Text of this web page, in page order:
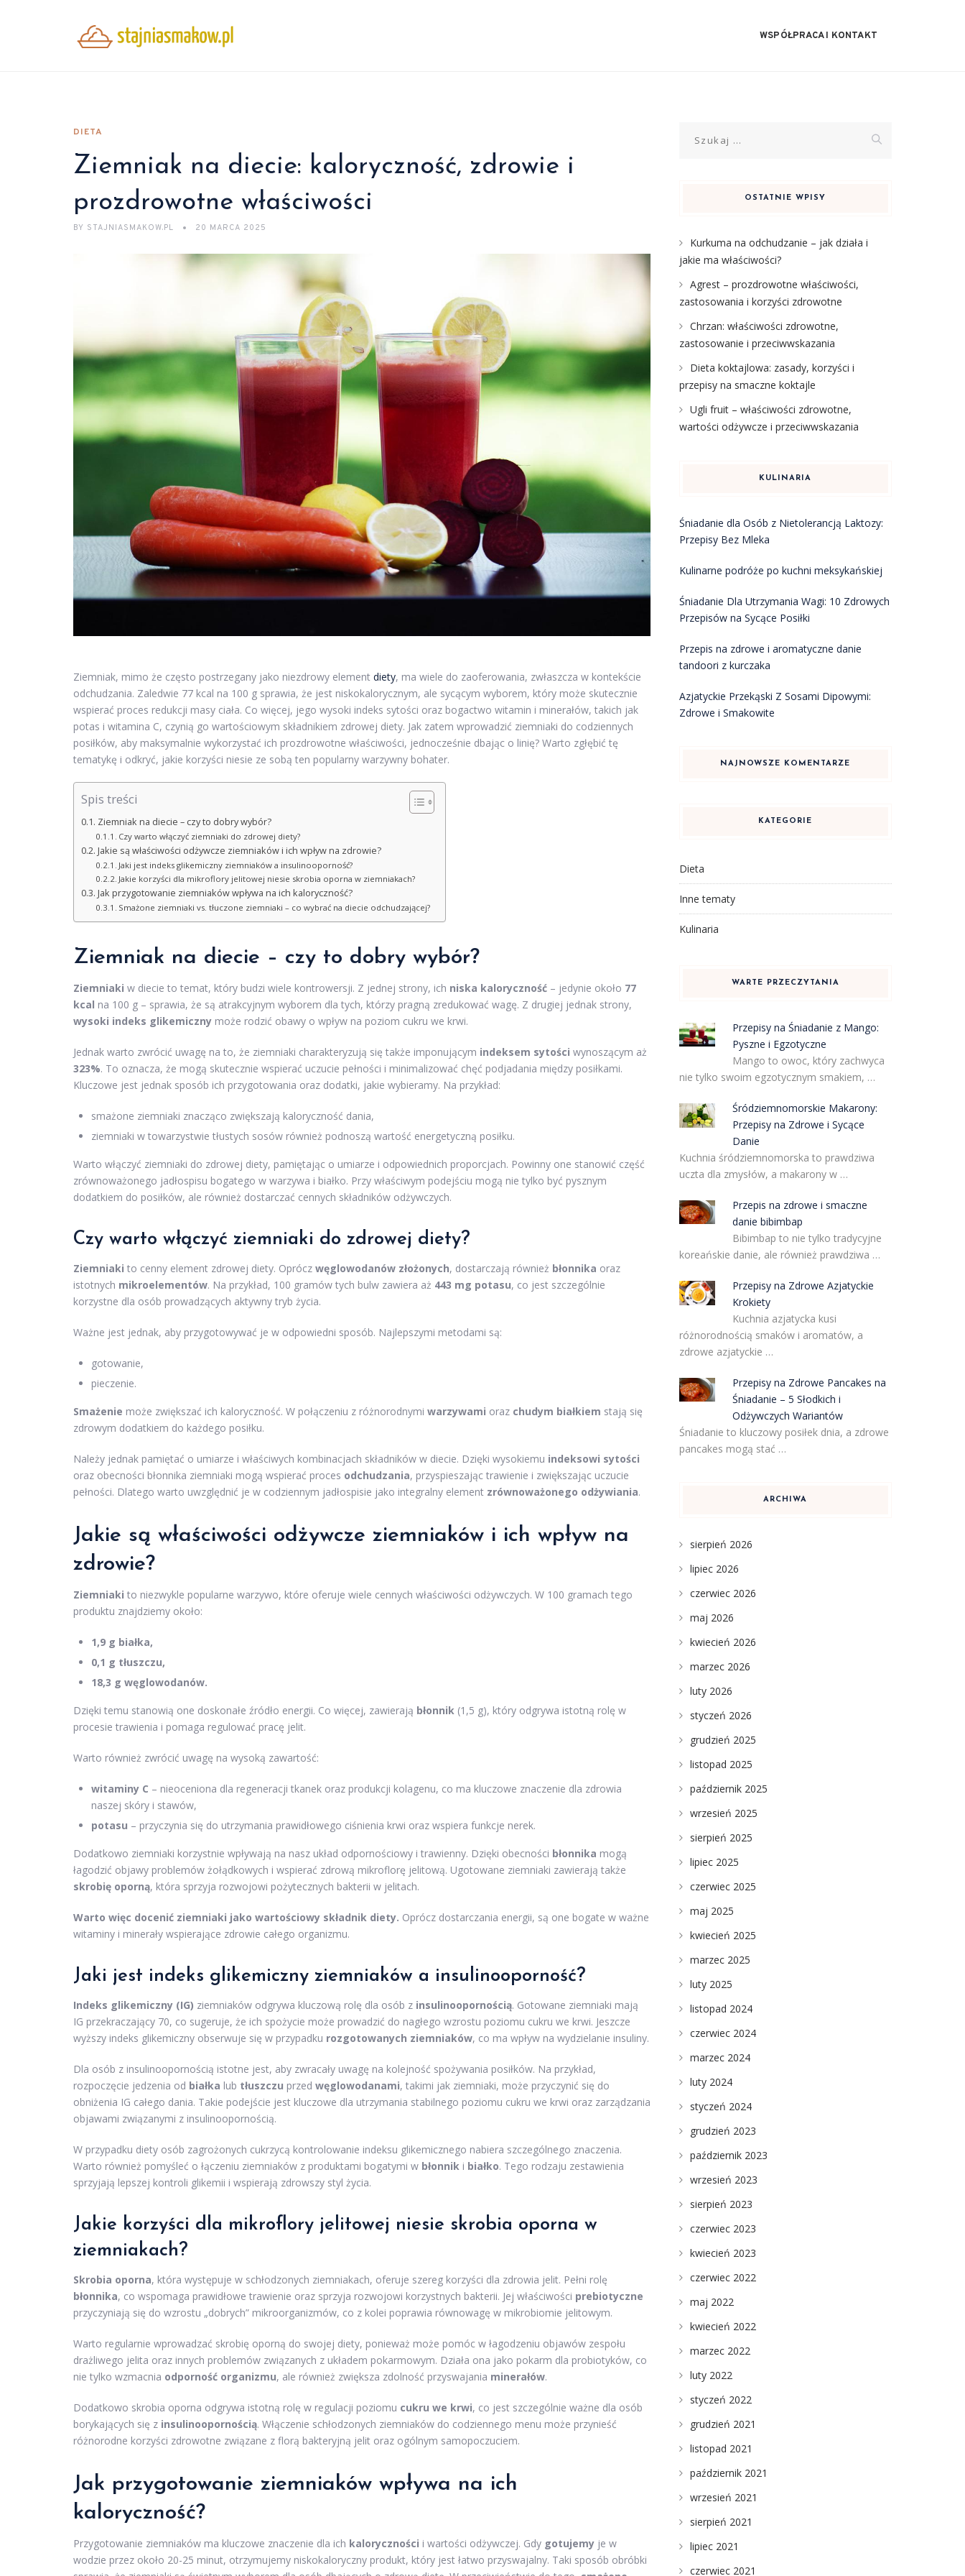
WSPÓŁPRACA I KONTAKT
DIETA
Ziemniak na diecie: kaloryczność, zdrowie i
prozdrowotne właściwości
BY STAJNIASMAKOW.PL 20 MARCA 2025
Ziemniak, mimo że często postrzegany jako niezdrowy element diety, ma wiele do zaoferowania, zwłaszcza w kontekście
odchudzania. Zaledwie 77 kcal na 100 g sprawia, że jest niskokalorycznym, ale sycącym wyborem, który może skutecznie
wspierać proces redukcji masy ciała. Co więcej, jego wysoki indeks sytości oraz bogactwo witamin i minerałów, takich jak
potas i witamina C, czynią go wartościowym składnikiem zdrowej diety. Jak zatem wprowadzić ziemniaki do codziennych
posiłków, aby maksymalnie wykorzystać ich prozdrowotne właściwości, jednocześnie dbając o linię? Warto zgłębić tę
tematykę i odkryć, jakie korzyści niesie ze sobą ten popularny warzywny bohater.
Spis treści
Ziemniak na diecie – czy to dobry wybór?
Czy warto włączyć ziemniaki do zdrowej diety?
Jakie są właściwości odżywcze ziemniaków i ich wpływ na zdrowie?
Jaki jest indeks glikemiczny ziemniaków a insulinooporność?
Jakie korzyści dla mikroflory jelitowej niesie skrobia oporna w ziemniakach?
Jak przygotowanie ziemniaków wpływa na ich kaloryczność?
Smażone ziemniaki vs. tłuczone ziemniaki – co wybrać na diecie odchudzającej?
Ziemniak na diecie – czy to dobry wybór?
Ziemniaki w diecie to temat, który budzi wiele kontrowersji. Z jednej strony, ich niska kaloryczność – jedynie około 77
kcal na 100 g – sprawia, że są atrakcyjnym wyborem dla tych, którzy pragną zredukować wagę. Z drugiej jednak strony,
wysoki indeks glikemiczny może rodzić obawy o wpływ na poziom cukru we krwi.
Jednak warto zwrócić uwagę na to, że ziemniaki charakteryzują się także imponującym indeksem sytości wynoszącym aż
323%. To oznacza, że mogą skutecznie wspierać uczucie pełności i minimalizować chęć podjadania między posiłkami.
Kluczowe jest jednak sposób ich przygotowania oraz dodatki, jakie wybieramy. Na przykład:
smażone ziemniaki znacząco zwiększają kaloryczność dania,
ziemniaki w towarzystwie tłustych sosów również podnoszą wartość energetyczną posiłku.
Warto włączyć ziemniaki do zdrowej diety, pamiętając o umiarze i odpowiednich proporcjach. Powinny one stanowić część
zrównoważonego jadłospisu bogatego w warzywa i białko. Przy właściwym podejściu mogą nie tylko być pysznym
dodatkiem do posiłków, ale również dostarczać cennych składników odżywczych.
Czy warto włączyć ziemniaki do zdrowej diety?
Ziemniaki to cenny element zdrowej diety. Oprócz węglowodanów złożonych, dostarczają również błonnika oraz
istotnych mikroelementów. Na przykład, 100 gramów tych bulw zawiera aż 443 mg potasu, co jest szczególnie
korzystne dla osób prowadzących aktywny tryb życia.
Ważne jest jednak, aby przygotowywać je w odpowiedni sposób. Najlepszymi metodami są:
gotowanie,
pieczenie.
Smażenie może zwiększać ich kaloryczność. W połączeniu z różnorodnymi warzywami oraz chudym białkiem stają się
zdrowym dodatkiem do każdego posiłku.
Należy jednak pamiętać o umiarze i właściwych kombinacjach składników w diecie. Dzięki wysokiemu indeksowi sytości
oraz obecności błonnika ziemniaki mogą wspierać proces odchudzania, przyspieszając trawienie i zwiększając uczucie
pełności. Dlatego warto uwzględnić je w codziennym jadłospisie jako integralny element zrównoważonego odżywiania.
Jakie są właściwości odżywcze ziemniaków i ich wpływ na
zdrowie?
Ziemniaki to niezwykle popularne warzywo, które oferuje wiele cennych właściwości odżywczych. W 100 gramach tego
produktu znajdziemy około:
1,9 g białka,
0,1 g tłuszczu,
18,3 g węglowodanów.
Dzięki temu stanowią one doskonałe źródło energii. Co więcej, zawierają błonnik (1,5 g), który odgrywa istotną rolę w
procesie trawienia i pomaga regulować pracę jelit.
Warto również zwrócić uwagę na wysoką zawartość:
witaminy C – nieoceniona dla regeneracji tkanek oraz produkcji kolagenu, co ma kluczowe znaczenie dla zdrowia
naszej skóry i stawów,
potasu – przyczynia się do utrzymania prawidłowego ciśnienia krwi oraz wspiera funkcje nerek.
Dodatkowo ziemniaki korzystnie wpływają na nasz układ odpornościowy i trawienny. Dzięki obecności błonnika mogą
łagodzić objawy problemów żołądkowych i wspierać zdrową mikroflorę jelitową. Ugotowane ziemniaki zawierają także
skrobię oporną, która sprzyja rozwojowi pożytecznych bakterii w jelitach.
Warto więc docenić ziemniaki jako wartościowy składnik diety. Oprócz dostarczania energii, są one bogate w ważne
witaminy i minerały wspierające zdrowie całego organizmu.
Jaki jest indeks glikemiczny ziemniaków a insulinooporność?
Indeks glikemiczny (IG) ziemniaków odgrywa kluczową rolę dla osób z insulinoopornością. Gotowane ziemniaki mają
IG przekraczający 70, co sugeruje, że ich spożycie może prowadzić do nagłego wzrostu poziomu cukru we krwi. Jeszcze
wyższy indeks glikemiczny obserwuje się w przypadku rozgotowanych ziemniaków, co ma wpływ na wydzielanie insuliny.
Dla osób z insulinoopornością istotne jest, aby zwracały uwagę na kolejność spożywania posiłków. Na przykład,
rozpoczęcie jedzenia od białka lub tłuszczu przed węglowodanami, takimi jak ziemniaki, może przyczynić się do
obniżenia IG całego dania. Takie podejście jest kluczowe dla utrzymania stabilnego poziomu cukru we krwi oraz zarządzania
objawami związanymi z insulinoopornością.
W przypadku diety osób zagrożonych cukrzycą kontrolowanie indeksu glikemicznego nabiera szczególnego znaczenia.
Warto również pomyśleć o łączeniu ziemniaków z produktami bogatymi w błonnik i białko. Tego rodzaju zestawienia
sprzyjają lepszej kontroli glikemii i wspierają zdrowszy styl życia.
Jakie korzyści dla mikroflory jelitowej niesie skrobia oporna w
ziemniakach?
Skrobia oporna, która występuje w schłodzonych ziemniakach, oferuje szereg korzyści dla zdrowia jelit. Pełni rolę
błonnika, co wspomaga prawidłowe trawienie oraz sprzyja rozwojowi korzystnych bakterii. Jej właściwości prebiotyczne
przyczyniają się do wzrostu „dobrych” mikroorganizmów, co z kolei poprawia równowagę w mikrobiomie jelitowym.
Warto regularnie wprowadzać skrobię oporną do swojej diety, ponieważ może pomóc w łagodzeniu objawów zespołu
drażliwego jelita oraz innych problemów związanych z układem pokarmowym. Działa ona jako pokarm dla probiotyków, co
nie tylko wzmacnia odporność organizmu, ale również zwiększa zdolność przyswajania minerałów.
Dodatkowo skrobia oporna odgrywa istotną rolę w regulacji poziomu cukru we krwi, co jest szczególnie ważne dla osób
borykających się z insulinoopornością. Włączenie schłodzonych ziemniaków do codziennego menu może przynieść
różnorodne korzyści zdrowotne związane z florą bakteryjną jelit oraz ogólnym samopoczuciem.
Jak przygotowanie ziemniaków wpływa na ich
kaloryczność?
Przygotowanie ziemniaków ma kluczowe znaczenie dla ich kaloryczności i wartości odżywczej. Gdy gotujemy je w
wodzie przez około 20-25 minut, otrzymujemy niskokaloryczny produkt, który jest łatwo przyswajalny. Taki sposób obróbki
OSTATNIE WPISY
Kurkuma na odchudzanie – jak działa i
jakie ma właściwości?
Agrest – prozdrowotne właściwości,
zastosowania i korzyści zdrowotne
Chrzan: właściwości zdrowotne,
zastosowanie i przeciwwskazania
Dieta koktajlowa: zasady, korzyści i
przepisy na smaczne koktajle
Ugli fruit – właściwości zdrowotne,
wartości odżywcze i przeciwwskazania
KULINARIA
Śniadanie dla Osób z Nietolerancją Laktozy:
Przepisy Bez Mleka
Kulinarne podróże po kuchni meksykańskiej
Śniadanie Dla Utrzymania Wagi: 10 Zdrowych
Przepisów na Sycące Posiłki
Przepis na zdrowe i aromatyczne danie
tandoori z kurczaka
Azjatyckie Przekąski Z Sosami Dipowymi:
Zdrowe i Smakowite
NAJNOWSZE KOMENTARZE
KATEGORIE
Dieta
Inne tematy
Kulinaria
WARTE PRZECZYTANIA
Przepisy na Śniadanie z Mango:
Pyszne i Egzotyczne
Mango to owoc, który zachwyca
nie tylko swoim egzotycznym smakiem, …
Śródziemnomorskie Makarony:
Przepisy na Zdrowe i Sycące
Danie
Kuchnia śródziemnomorska to prawdziwa
uczta dla zmysłów, a makarony w …
Przepis na zdrowe i smaczne
danie bibimbap
Bibimbap to nie tylko tradycyjne
koreańskie danie, ale również prawdziwa …
Przepisy na Zdrowe Azjatyckie
Krokiety
Kuchnia azjatycka kusi
różnorodnością smaków i aromatów, a
zdrowe azjatyckie …
Przepisy na Zdrowe Pancakes na
Śniadanie – 5 Słodkich i
Odżywczych Wariantów
Śniadanie to kluczowy posiłek dnia, a zdrowe
pancakes mogą stać …
ARCHIWA
sierpień 2026
lipiec 2026
czerwiec 2026
maj 2026
kwiecień 2026
marzec 2026
luty 2026
styczeń 2026
grudzień 2025
listopad 2025
październik 2025
wrzesień 2025
sierpień 2025
lipiec 2025
czerwiec 2025
maj 2025
kwiecień 2025
marzec 2025
luty 2025
listopad 2024
czerwiec 2024
marzec 2024
luty 2024
styczeń 2024
grudzień 2023
październik 2023
wrzesień 2023
sierpień 2023
czerwiec 2023
kwiecień 2023
czerwiec 2022
maj 2022
kwiecień 2022
marzec 2022
luty 2022
styczeń 2022
grudzień 2021
listopad 2021
październik 2021
wrzesień 2021
sierpień 2021
lipiec 2021
czerwiec 2021